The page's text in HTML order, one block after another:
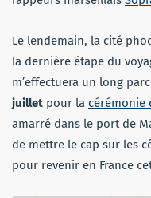
Le lendemain, la cité
la dernière étape du
m’effectuera un long
juillet pour la cérémonie
amarré dans le port de
de mettre le cap sur les
pour revenir en France